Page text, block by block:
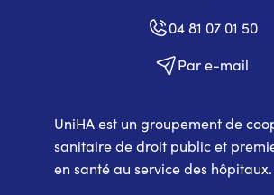
04 81 07 01 50
Par e-mail
UniHA est un groupement de
sanitaire de droit public et
en santé au service des hôpitaux.